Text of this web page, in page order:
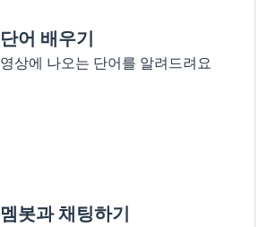
단어 배우기
영상에 나오는 단어를 알려드려요
멤봇과 채팅하기